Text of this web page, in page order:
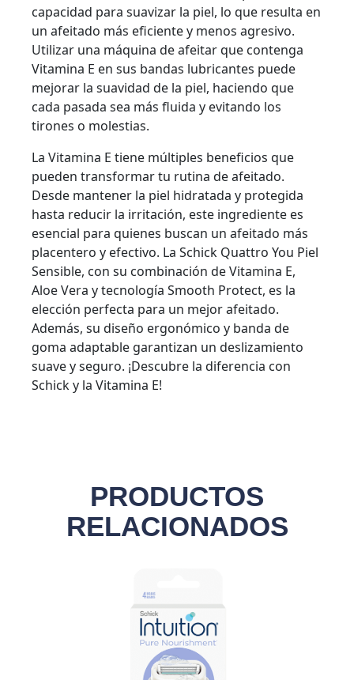
capacidad para suavizar la piel, lo que resulta en
un afeitado más eficiente y menos agresivo.
Utilizar una máquina de afeitar que contenga
Vitamina E en sus bandas lubricantes puede
mejorar la suavidad de la piel, haciendo que
cada pasada sea más fluida y evitando los
tirones o molestias.
La Vitamina E tiene múltiples beneficios que
pueden transformar tu rutina de afeitado.
Desde mantener la piel hidratada y protegida
hasta reducir la irritación, este ingrediente es
esencial para quienes buscan un afeitado más
placentero y efectivo. La Schick Quattro You Piel
Sensible, con su combinación de Vitamina E,
Aloe Vera y tecnología Smooth Protect, es la
elección perfecta para un mejor afeitado.
Además, su diseño ergonómico y banda de
goma adaptable garantizan un deslizamiento
suave y seguro. ¡Descubre la diferencia con
Schick y la Vitamina E!
PRODUCTOS
RELACIONADOS